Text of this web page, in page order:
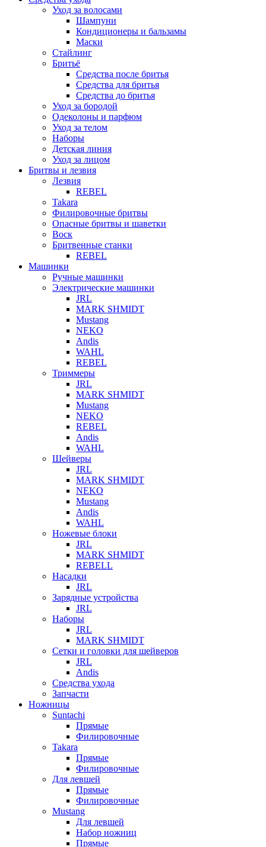
Уход за волосами
Шампуни
Кондиционеры и бальзамы
Маски
Стайлинг
Бритьё
Средства после бритья
Средства для бритья
Средства до бритья
Уход за бородой
Одеколоны и парфюм
Уход за телом
Наборы
Детская линия
Уход за лицом
Бритвы и лезвия
Лезвия
REBEL
Takara
Филировочные бритвы
Опасные бритвы и шаветки
Воск
Бритвенные станки
REBEL
Машинки
Ручные машинки
Электрические машинки
JRL
MARK SHMIDT
Mustang
NEKO
Andis
WAHL
REBEL
Триммеры
JRL
MARK SHMIDT
Mustang
NEKO
REBEL
Andis
WAHL
Шейверы
JRL
MARK SHMIDT
NEKO
Mustang
Andis
WAHL
Ножевые блоки
JRL
MARK SHMIDT
REBELL
Насадки
JRL
Зарядные устройства
JRL
Наборы
JRL
MARK SHMIDT
Сетки и головки для шейверов
JRL
Andis
Средства ухода
Запчасти
Ножницы
Suntachi
Прямые
Филировочные
Takara
Прямые
Филировочные
Для левшей
Прямые
Филировочные
Mustang
Для левшей
Набор ножниц
Прямые